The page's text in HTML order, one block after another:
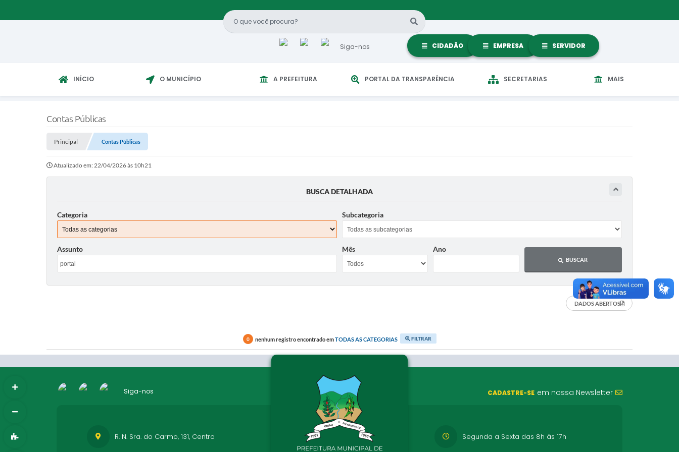
Siga-nos CIDADÃO EMPRESA SERVIDOR
INÍCIO O MUNICÍPIO A PREFEITURA PORTAL DA TRANSPARÊNCIA SECRETARIAS MAIS
Contas Públicas
Principal Contas Públicas
Atualizado em: 22/04/2026 às 10h21
BUSCA DETALHADA
Categoria Subcategoria
Assunto Mês Ano
BUSCAR
DADOS ABERTOS
0 nenhum registro encontrado emTODAS AS CATEGORIAS FILTRAR
Siga-nos CADASTRE-SE em nossa Newsletter
R. N. Sra. do Carmo, 131, Centro Segunda a Sexta das 8h às 17h